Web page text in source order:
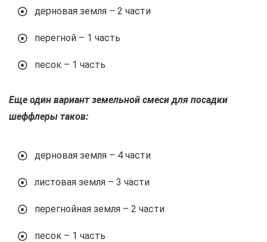
дерновая земля – 2 части
перегной – 1 часть
песок – 1 часть
Еще один вариант земельной смеси для посадки
шеффлеры таков:
дерновая земля – 4 части
листовая земля – 3 части
перегнойная земля – 2 части
песок – 1 часть